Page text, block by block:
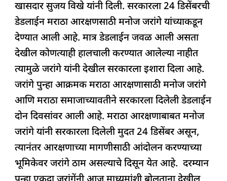
खासदार सुजय विखे यांनी दिली. सरकारला 24 डिसेंबरची
डेडलाईन मराठा आरक्षणसाठी मनोज जरांगे यांच्याकडून
देण्यात आली आहे. मात्र डेडलाईन जवळ आली असता
देखील कोणत्याही हालचाली करण्यात आलेल्या नाहीत
त्यामुळे जरांगे यांनी देखील सरकारला इशारा दिला आहे.
जरांगे पुन्हा आक्रमक मराठा आरक्षणासाठी मनोज जरांगे
आणि मराठा समाजाच्यावतीने सरकारला दिलेली डेडलाईन
दोन दिवसांवर आली आहे. मराठा आरक्षणाबाबत मनोज
जरांगे यांनी सरकारला दिलेली मुदत 24 डिसेंबर असून,
त्यानंतर आरक्षणाच्या मागणीसाठी आंदोलन करण्याच्या
भूमिकेवर जरांगे ठाम असल्याचे दिसून येत आहे. दरम्यान